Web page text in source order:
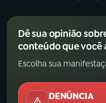
Dê sua opinião
conteúdo que você
Escolha sua
DENÚNCIA